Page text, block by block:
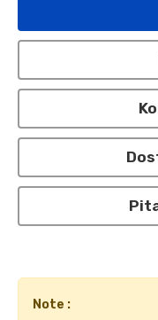
Note :